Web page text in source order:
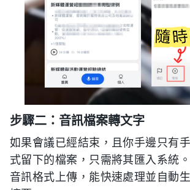
步驟二：音訊檔案轉文字
如果會議已經結束，且你手邊只有
式留下的檔案，只需將其匯入系統
音訊格式上傳，能快速處理並自動